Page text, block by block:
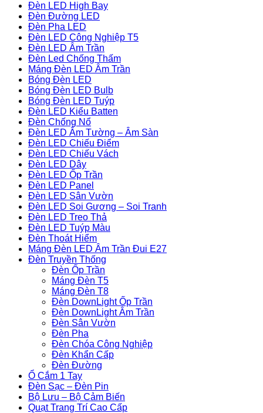
Đèn LED High Bay
Đèn Đường LED
Đèn Pha LED
Đèn LED Công Nghiệp T5
Đèn LED Âm Trần
Đèn Led Chống Thấm
Máng Đèn LED Âm Trần
Bóng Đèn LED
Bóng Đèn LED Bulb
Bóng Đèn LED Tuýp
Đèn LED Kiểu Batten
Đèn Chống Nổ
Đèn LED Âm Tường – Âm Sàn
Đèn LED Chiếu Điểm
Đèn LED Chiếu Vách
Đèn LED Dây
Đèn LED Ốp Trần
Đèn LED Panel
Đèn LED Sân Vườn
Đèn LED Soi Gương – Soi Tranh
Đèn LED Treo Thả
Đèn LED Tuýp Màu
Đèn Thoát Hiểm
Máng Đèn LED Âm Trần Đui E27
Đèn Truyền Thống
Đèn Ốp Trần
Máng Đèn T5
Máng Đèn T8
Đèn DownLight Ốp Trần
Đèn DownLight Âm Trần
Đèn Sân Vườn
Đèn Pha
Đèn Chóa Công Nghiệp
Đèn Khẩn Cấp
Đèn Đường
Ổ Cắm 1 Tay
Đèn Sạc – Đèn Pin
Bộ Lưu – Bộ Cảm Biến
Quạt Trang Trí Cao Cấp